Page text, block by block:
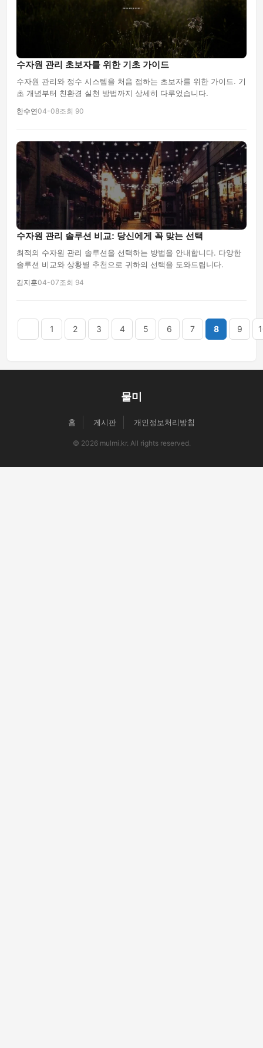
수자원 관리 초보자를 위한 기초 가이드
수자원 관리와 정수 시스템을 처음 접하는 초보자를 위한 가이드. 기
초 개념부터 친환경 실천 방법까지 상세히 다루었습니다.
한수연04-08조회 90
수자원 관리 솔루션 비교: 당신에게 꼭 맞는 선택
최적의 수자원 관리 솔루션을 선택하는 방법을 안내합니다. 다양한
솔루션 비교와 상황별 추천으로 귀하의 선택을 도와드립니다.
김지훈04-07조회 94
1 2 3 4 5 6 7 8 9
물미
홈 게시판 개인정보처리방침
© 2026 mulmi.kr. All rights reserved.